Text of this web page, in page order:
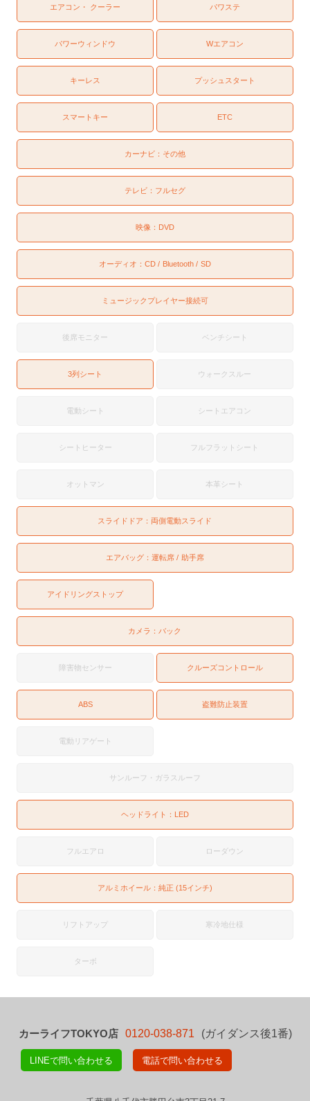
エアコン・ クーラー パワステ
パワーウィンドウ Wエアコン
キーレス プッシュスタート
スマートキー ETC
カーナビ： その他
テレビ： フルセグ
映像： DVD
オーディオ： CD Bluetooth SD
ミュージックプレイヤー接続可
後席モニター ベンチシート
3列シート ウォークスルー
電動シート シートエアコン
シートヒーター フルフラットシート
オットマン 本革シート
スライドドア： 両側電動スライド
エアバッグ： 運転席 助手席
アイドリングストップ
カメラ： バック
障害物センサー クルーズコントロール
ABS 盗難防止装置
電動リアゲート
サンルーフ・ガラスルーフ
ヘッドライト： LED
フルエアロ ローダウン
アルミホイール：純正 (15インチ)
リフトアップ 寒冷地仕様
ターボ
カーライフTOKYO店 0120-038-871 (ガイダンス後1番)
LINEで問い合わせる 電話で問い合わせる